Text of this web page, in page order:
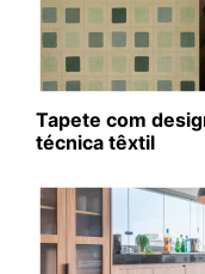
Tapete com
técnica têxtil